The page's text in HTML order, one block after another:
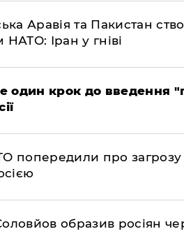
Аравія та Пакистан
Іран у гніві
крок до введення
попередили про загрозу
образив росіян